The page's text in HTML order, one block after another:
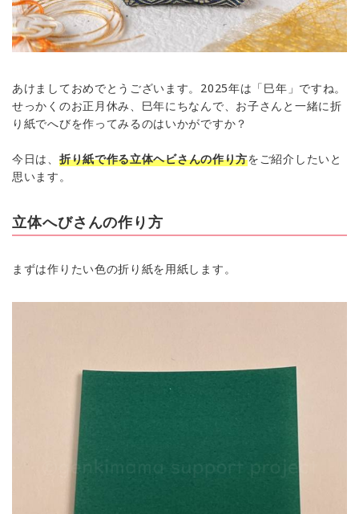
あけましておめでとうございます。2025年は「巳年」ですね。
せっかくのお正月休み、巳年にちなんで、お子さんと一緒に折
り紙でへびを作ってみるのはいかがですか？
今日は、 折り紙で作る立体ヘビさんの作り方をご紹介したいと
思います。
立体へびさんの作り方
まずは作りたい色の折り紙を用紙します。